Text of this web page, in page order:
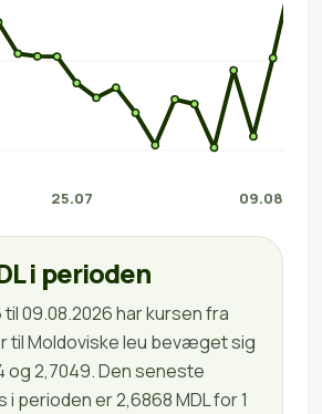
25.07 09.08
i perioden
til 09.08.2026 har kursen fra
til Moldoviske leu bevæget sig
og 2,7049. Den seneste
perioden er 2,6868 MDL for 1